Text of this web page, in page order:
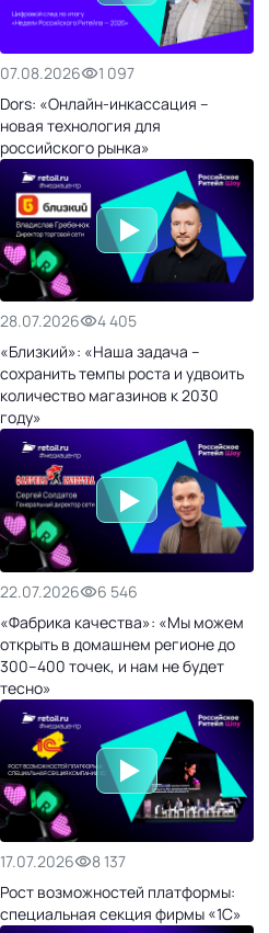
07.08.2026
1 097
Dors: «Онлайн-инкассация –
новая технология для
российского рынка»
28.07.2026
4 405
«Близкий»: «Наша задача –
сохранить темпы роста и удвоить
количество магазинов к 2030
году»
22.07.2026
6 546
«Фабрика качества»: «Мы можем
открыть в домашнем регионе до
300–400 точек, и нам не будет
тесно»
17.07.2026
8 137
Рост возможностей платформы:
специальная секция фирмы «1С»